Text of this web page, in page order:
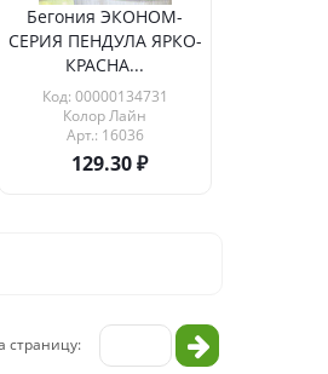
Бегония ЭКОНОМ-
СЕРИЯ ПЕНДУЛА ЯРКО-
КРАСНА...
Код: 00000134731
Колор Лайн
Арт.: 16036
129.30
страницу: